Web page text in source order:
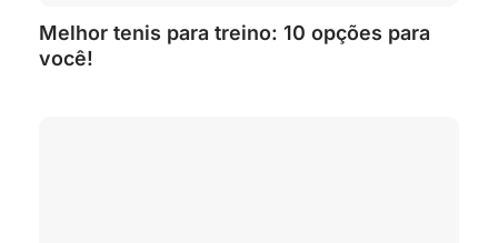
Melhor tenis para treino: 10 opções para
você!